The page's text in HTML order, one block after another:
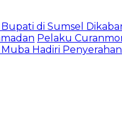
di Sumsel
Pelaku
Hadiri